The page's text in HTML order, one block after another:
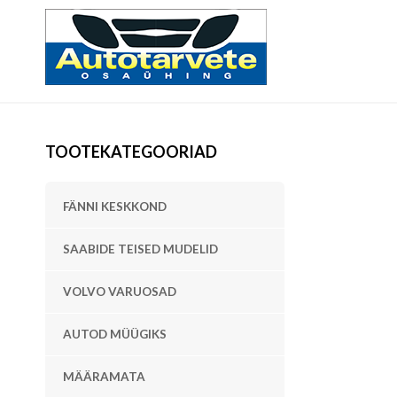
TOOTEKATEGOORIAD
FÄNNI KESKKOND
SAABIDE TEISED MUDELID
VOLVO VARUOSAD
AUTOD MÜÜGIKS
MÄÄRAMATA